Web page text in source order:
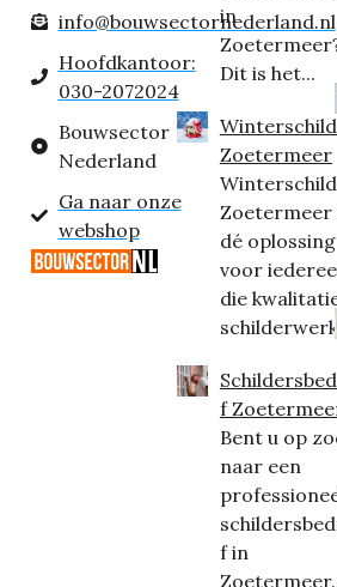
info@bouwsectornederland.nl
Hoofdkantoor:
030-2072024
Bouwsector
Nederland
Ga naar onze
webshop
in
Dit is het...
Zoetermeer
Zoetermeer
dé oplossing
voor
die
f
Bent u op
naar een
f in